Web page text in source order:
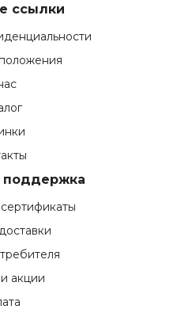
ссылки
поддержка
акции